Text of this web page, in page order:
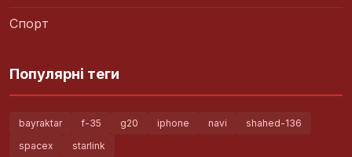
Спорт
Популярні теги
bayraktar f-35 g20 iphone navi
shahed-136
spacex
starlink